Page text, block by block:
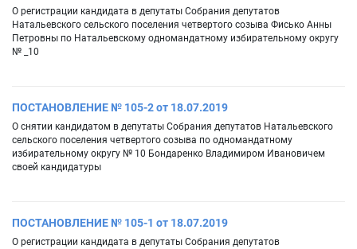
О регистрации кандидата в депутаты Собрания депутатов
Натальевского сельского поселения четвертого созыва Фисько Анны
Петровны по Натальевскому одномандатному избирательному округу
№ _10
ПОСТАНОВЛЕНИЕ № 105-2 от 18.07.2019
О снятии кандидатом в депутаты Собрания депутатов Натальевского
сельского поселения четвертого созыва по одномандатному
избирательному округу № 10 Бондаренко Владимиром Ивановичем
своей кандидатуры
ПОСТАНОВЛЕНИЕ № 105-1 от 18.07.2019
О регистрации кандидата в депутаты Собрания депутатов